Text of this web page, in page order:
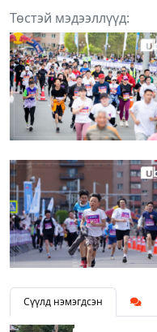
Төстэй мэдээллүүд:
Сүүлд нэмэгдсэн